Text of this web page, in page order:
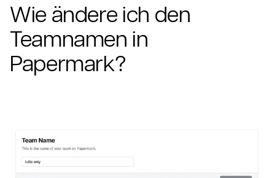
Wie ändere ich den
Teamnamen in
Papermark?